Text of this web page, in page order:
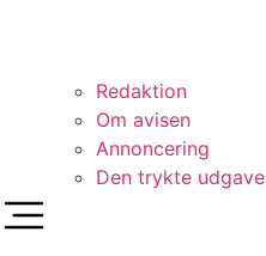
Redaktion
Om avisen
Annoncering
Den trykte udgave